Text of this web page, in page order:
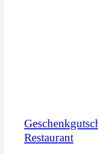
Restaurant